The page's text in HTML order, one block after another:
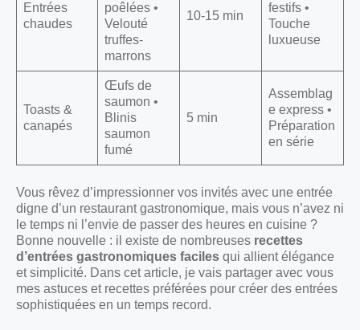
Entrées
chaudes
poêlées •
Velouté
truffes-
marrons
10-15 min
festifs •
Touche
luxueuse
Toasts &
canapés
Œufs de
saumon •
Blinis
saumon
fumé
5 min
Assemblag
e express •
Préparation
en série
Vous rêvez d’impressionner vos invités avec une entrée
digne d’un restaurant gastronomique, mais vous n’avez ni
le temps ni l’envie de passer des heures en cuisine ?
Bonne nouvelle : il existe de nombreuses recettes
d’entrées gastronomiques faciles qui allient élégance
et simplicité. Dans cet article, je vais partager avec vous
mes astuces et recettes préférées pour créer des entrées
sophistiquées en un temps record.